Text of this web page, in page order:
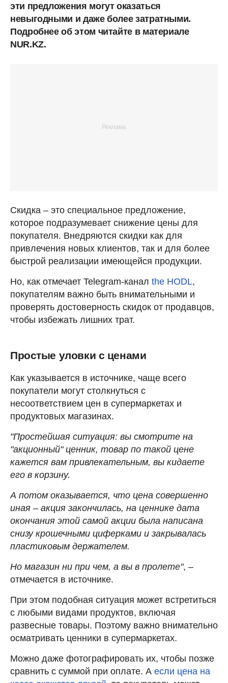
эти предложения могут оказаться
невыгодными и даже более затратными.
Подробнее об этом читайте в материале
NUR.KZ.
Скидка – это специальное предложение,
которое подразумевает снижение цены для
покупателя. Внедряются скидки как для
привлечения новых клиентов, так и для более
быстрой реализации имеющейся продукции.
Но, как отмечает Telegram-канал the HODL,
покупателям важно быть внимательными и
проверять достоверность скидок от продавцов,
чтобы избежать лишних трат.
Простые уловки с ценами
Как указывается в источнике, чаще всего
покупатели могут столкнуться с
несоответствием цен в супермаркетах и
продуктовых магазинах.
"Простейшая ситуация: вы смотрите на
"акционный" ценник, товар по такой цене
кажется вам привлекательным, вы кидаете
его в корзину.
А потом оказывается, что цена совершенно
иная – акция закончилась, на ценнике дата
окончания этой самой акции была написана
снизу крошечными циферками и закрывалась
пластиковым держателем.
Но магазин ни при чем, а вы в пролете", –
отмечается в источнике.
При этом подобная ситуация может встретиться
с любыми видами продуктов, включая
развесные товары. Поэтому важно внимательно
осматривать ценники в супермаркетах.
Можно даже фотографировать их, чтобы позже
сравнить с суммой при оплате. А если цена на